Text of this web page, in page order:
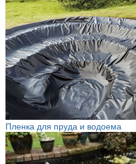
Пленка для пруда и водоема